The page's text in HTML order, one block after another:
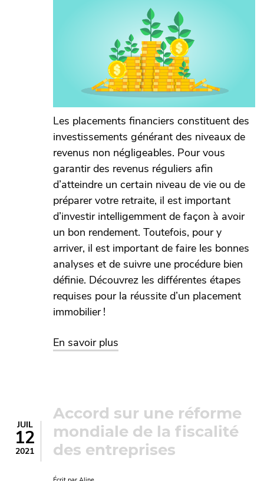
Les placements financiers constituent des
investissements générant des niveaux de
revenus non négligeables. Pour vous
garantir des revenus réguliers afin
d’atteindre un certain niveau de vie ou de
préparer votre retraite, il est important
d’investir intelligemment de façon à avoir
un bon rendement. Toutefois, pour y
arriver, il est important de faire les bonnes
analyses et de suivre une procédure bien
définie. Découvrez les différentes étapes
requises pour la réussite d’un placement
immobilier !
En savoir plus
JUIL
12
2021
Accord sur une réforme
mondiale de la fiscalité
des entreprises